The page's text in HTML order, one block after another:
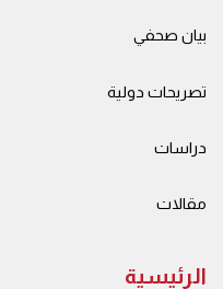
بيان صحفي
تصريحات دولية
دراسات
مقالات
الرئيسية